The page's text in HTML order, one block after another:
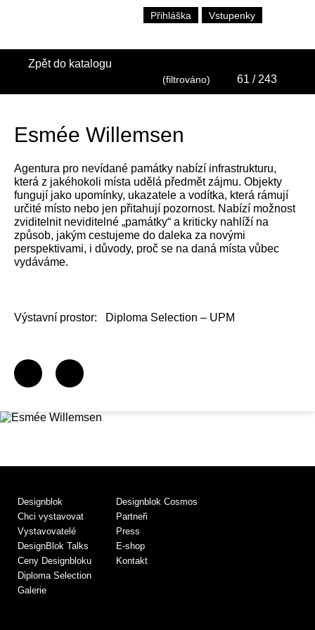
Přihláška Vstupenky
Zpět do katalogu
(filtrováno) 61 / 243
Esmée Willemsen
Agentura pro nevídané památky nabízí infrastrukturu,
která z jakéhokoli místa udělá předmět zájmu. Objekty
fungují jako upomínky, ukazatele a vodítka, která rámují
určité místo nebo jen přitahují pozornost. Nabízí možnost
zviditelnit neviditelné „památky“ a kriticky nahlíží na
způsob, jakým cestujeme do daleka za novými
perspektivami, i důvody, proč se na daná místa vůbec
vydáváme.
Výstavní prostor: Diploma Selection – UPM
Designblok
Chci vystavovat
Vystavovatelé
DesignBlok Talks
Ceny Designbloku
Diploma Selection
Galerie
Designblok Cosmos
Partneři
Press
E-shop
Kontakt